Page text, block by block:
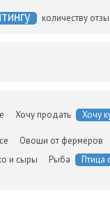
количеству
Хочу продать Хочу
Овощи от фермеров
и сыры Рыба
Птица